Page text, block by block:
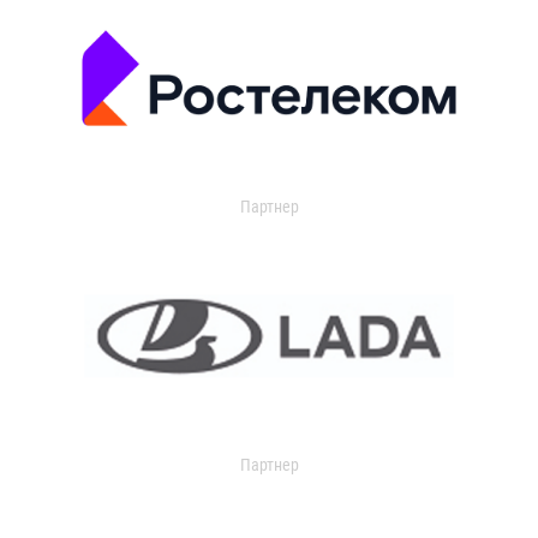
Партнер
Партнер